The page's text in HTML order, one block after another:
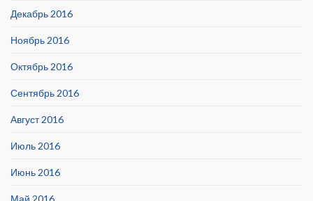
Декабрь 2016
Ноябрь 2016
Октябрь 2016
Сентябрь 2016
Август 2016
Июль 2016
Июнь 2016
Май 2016